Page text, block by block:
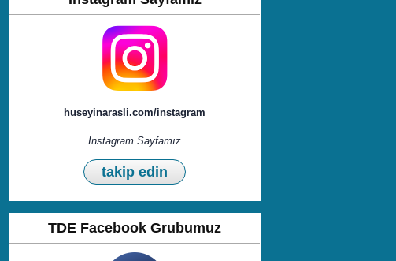
huseyinarasli.com/instagram
Instagram Sayfamız
takip edin
TDE Facebook Grubumuz